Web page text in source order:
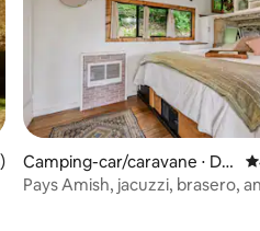
sur 5sur la base de 233
Camping-car/caravane ⋅ Do
ver
Pays Amish, jacuzzi, brasero,